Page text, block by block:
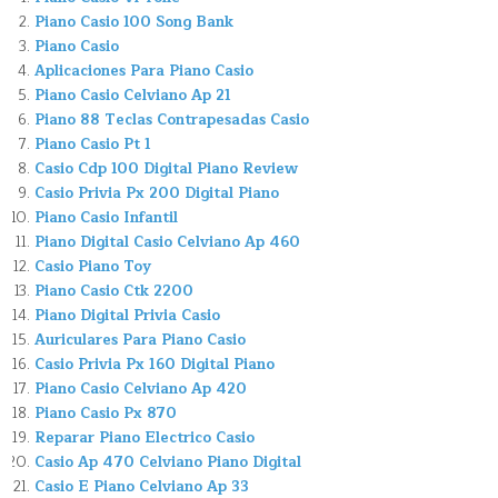
Piano Casio 100 Song Bank
Piano Casio
Aplicaciones Para Piano Casio
Piano Casio Celviano Ap 21
Piano 88 Teclas Contrapesadas Casio
Piano Casio Pt 1
Casio Cdp 100 Digital Piano Review
Casio Privia Px 200 Digital Piano
Piano Casio Infantil
Piano Digital Casio Celviano Ap 460
Casio Piano Toy
Piano Casio Ctk 2200
Piano Digital Privia Casio
Auriculares Para Piano Casio
Casio Privia Px 160 Digital Piano
Piano Casio Celviano Ap 420
Piano Casio Px 870
Reparar Piano Electrico Casio
Casio Ap 470 Celviano Piano Digital
Casio E Piano Celviano Ap 33